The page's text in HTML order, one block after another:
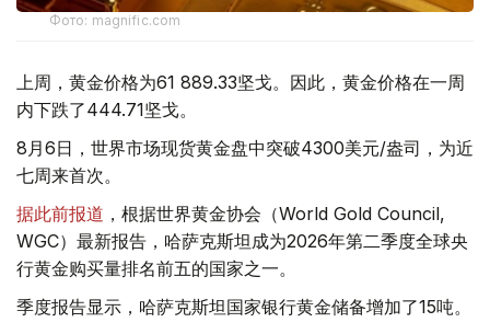
Фото: magnific.com
上周，黄金价格为61 889.33坚戈。因此，黄金价格在一周
内下跌了444.71坚戈。
8月6日，世界市场现货黄金盘中突破4300美元/盎司，为近
七周来首次。
据此前报道 ，根据世界黄金协会（World Gold Council,
WGC）最新报告，哈萨克斯坦成为2026年第二季度全球央
行黄金购买量排名前五的国家之一。
季度报告显示，哈萨克斯坦国家银行黄金储备增加了15吨。